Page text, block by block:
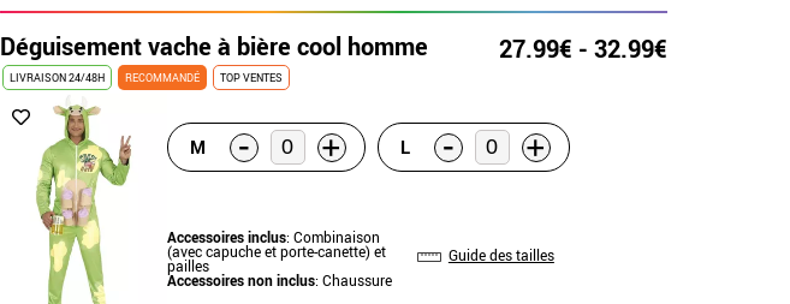
Déguisement vache à bière cool homme 27.99€ - 32.99€
LIVRAISON 24/48H RECOMMANDÉ TOP VENTES
M - + L - +
Accessoires inclus: Combinaison
(avec capuche et porte-canette) et
pailles
Accessoires non inclus: Chaussure
Guide des tailles